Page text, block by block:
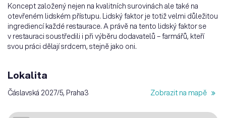
Koncept založený nejen na kvalitních surovinách ale také na
otevřeném lidském přístupu. Lidský faktor je totiž velmi důležitou
ingrediencí každé restaurace. A právě na tento lidský faktor se
v restauraci soustředili i při výběru dodavatelů – farmářů, kteří
svou práci dělají srdcem, stejně jako oni.
Lokalita
Čáslavská 2027/5, Praha3 Zobrazit na mapě